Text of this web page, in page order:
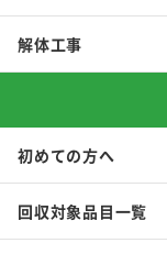
解体工事
初めての方へ
回収対象品目一覧